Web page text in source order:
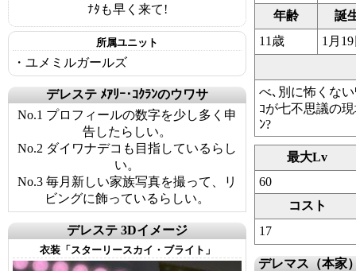
年齢
誕
11歳
1月
べ､別に怖くな
ｺが七不思議の
ﾝ?
最大Lv
60
コスト
17
デレマス（本家
ﾅﾀも早く来て!
所属ユニット
・ユメミルガールズ
デレステ ﾒｱﾘｰ･ｺｸﾗﾝのウワサ
No.1 プロフィールの数字を少し多く申
告したらしい。
No.2 ダイワナデコも目指しているらし
い。
No.3 毎月新しい家族写真を撮って、リ
ビングに飾っているらしい。
デレステ 3Dイメージ
衣装「スターリースカイ・ブライト」